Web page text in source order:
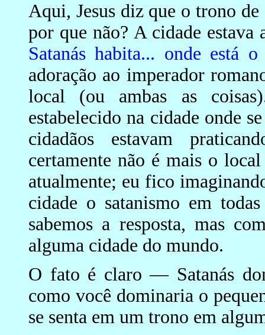
Aqui, Jesus diz que o trono de
por que não? A cidade
Satanás habita... onde está
adoração ao imperador
local (ou ambas as
estabelecido na cidade onde
cidadãos estavam
certamente não é mais o
atualmente; eu fico
cidade o satanismo em
sabemos a resposta, mas
alguma cidade do mundo.
O fato é claro — Satanás
como você dominaria o
se senta em um trono em